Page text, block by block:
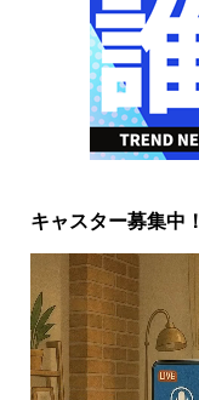
キャスター募集中！